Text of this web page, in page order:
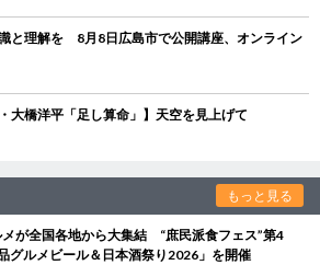
と理解を 8月8日広島市で公開講座、オンライン
大橋洋平「足し算命」】天空を見上げて
もっと見る
が全国各地から大集結 “庶民派食フェス”第4
グルメビール＆日本酒祭り2026」を開催